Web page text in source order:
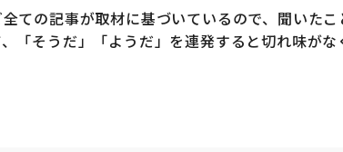
ての記事が取材に基づいているので、聞いたこ
「そうだ」「ようだ」を連発すると切れ味が